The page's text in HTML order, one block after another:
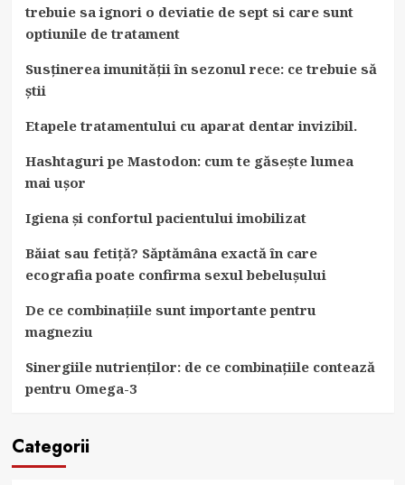
trebuie sa ignori o deviatie de sept si care sunt
optiunile de tratament
Susținerea imunității în sezonul rece: ce trebuie să
știi
Etapele tratamentului cu aparat dentar invizibil.
Hashtaguri pe Mastodon: cum te găsește lumea
mai ușor
Igiena și confortul pacientului imobilizat
Băiat sau fetiță? Săptămâna exactă în care
ecografia poate confirma sexul bebelușului
De ce combinațiile sunt importante pentru
magneziu
Sinergiile nutrienților: de ce combinațiile contează
pentru Omega-3
Categorii